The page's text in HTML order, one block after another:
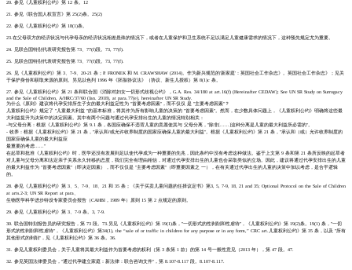
20. 参见《儿童权利公约》第 12 条。12
21. 参见《联合国人权宣言》第 25(2)条。25(2)
22. 参见《儿童权利公约》第 18(1)条。
23.在父母双方的经济状况与代孕母亲的经济状况相差悬殊的情况下，或者在儿童保护和卫生系统不足以满足儿童健康需求的情况下，这种预先规定尤为重要。
24. 见联合国特别代表研究报告第 73、77(f)段。73, 77(f).
25. 见联合国特别代表研究报告第 73、77(f)段。73, 77(f).
26. 见《儿童权利公约》第 3、7-9、20-21 条；P. FRONEK 和 M. CRAWSHAW (2014)。作为新兴规范的'新家庭'：英国社会工作杂志》。英国社会工作杂志》；见关
于保护身份和获取来源的原则。另见以色列 1996 年《胚胎协议法》（协议、新生儿授权）第 8(1)c 条。
27. 参见《儿童权利公约》第 21 条和联合国《消除对妇女一切形式歧视公约》，G.A. Res. 34/180 at art.16(f) (Hereinafter CEDAW); See UN SR Study on Surrogacy
and the Sale of Children, A/HRC/37/60 (Jan. 2018), at para.77(e), hereinafter UN SR Study.
为什么《原则》建议将代孕安排所生子女的最大利益定性为 "首要考虑因素"，而不仅仅 是 "主要考虑因素"？
儿童权利公约》规定了 "儿童最大利益 "的基本标准，将其作为所有影响儿童的决策的 "首要考虑因素"。然而，在少数具体问题上，《儿童权利公约》明确将这些最
大利益提升为决策中的决定因素。其中有两个问题与通过代孕安排出生的儿童的情况特别相关：
-与父母分离：根据《儿童权利公约》第 9.1 条，各国应确保不违背儿童的意愿使其与 父母分离，"除非[......]这种分离是儿童的最大利益所必需的"。
- 收养：根据《儿童权利公约》第 21 条，"承认和/或允许收养制度的国家应确保儿童的最大利益"。根据《儿童权利公约》第 21 条，"承认和（或）允许收养制度的
国家应确保儿童的最大利益应
最重要的考虑......"
在起草和批准《儿童权利公约》时，医学还没有发展到足以使代孕成为一种重要的先兆，因此条约中没有考虑这种做法。鉴于上文第 9 条和第 21 条所反映的起草者
对儿童与父母分离和法定亲子关系永久转移的态度，我们完全有理由相信，对通过代孕安排出生的儿童也会采取类似的立场。因此，建议将通过代孕安排出生的儿童
的最大利益作为 "首要考虑因素"（即决定因素），而不仅仅是 "主要考虑因素"（即重要因素之 一），在有关通过代孕出生的儿童的决策中加以考虑，是合乎逻辑
的。
28. 参见《儿童权利公约》第 3、5、7-9、18、21 和 35 条；《关于买卖儿童问题的任择议定书》第3, 5, 7-9, 18, 21 and 35; Optional Protocol on the Sale of Children
at arts.2-3; UN SR Report at para、
生物医学科学进步特设专家委员会报告（CAHBI，1989 年）原则 15 第 2 点规定的原则。
29. 参见《儿童权利公约》第 3、7-9 条。3, 7-9.
30. 联合国特别报告员的研究报告，第 73 段。73.另见《儿童权利公约》第 19(1)条，"一切形式的性剥削和性虐待"，《儿童权利公约》第 19(2)条。19(1) 条，"一切
形式的性剥削和性虐待"，《儿童权利公约》第34(1), the “sale of or traffic in children for any purpose or in any form,” CRC art.儿童权利公约》第 35 条，以及 "所有
其他形式的剥削"，见《儿童权利公约》第 36 条。36.
31. 参见儿童权利委员会，关于儿童将其最大利益作为首要考虑的权利（第 3 条第 1 款）的第 14 号一般性意见（2013 年），第 47 段。47.
32. 参见英国法律委员会，"通过代孕建立家庭：新法律：联合咨询文件"，第 8.107-8.117 段。8.107-8.117.